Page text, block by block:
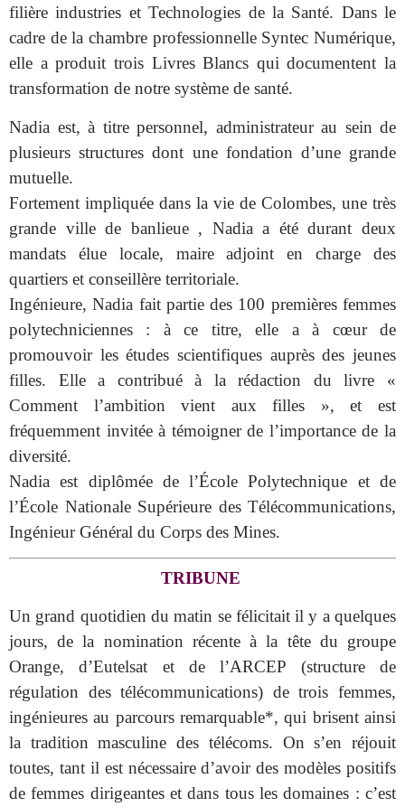
filière industries et Technologies de la Santé. Dans le
cadre de la chambre professionnelle Syntec Numérique,
elle a produit trois Livres Blancs qui documentent la
transformation de notre système de santé.
Nadia est, à titre personnel, administrateur au sein de
plusieurs structures dont une fondation d’une grande
mutuelle.
Fortement impliquée dans la vie de Colombes, une très
grande ville de banlieue , Nadia a été durant deux
mandats élue locale, maire adjoint en charge des
quartiers et conseillère territoriale.
Ingénieure, Nadia fait partie des 100 premières femmes
polytechniciennes : à ce titre, elle a à cœur de
promouvoir les études scientifiques auprès des jeunes
filles. Elle a contribué à la rédaction du livre «
Comment l’ambition vient aux filles », et est
fréquemment invitée à témoigner de l’importance de la
diversité.
Nadia est diplômée de l’École Polytechnique et de
l’École Nationale Supérieure des Télécommunications,
Ingénieur Général du Corps des Mines.
TRIBUNE
Un grand quotidien du matin se félicitait il y a quelques
jours, de la nomination récente à la tête du groupe
Orange, d’Eutelsat et de l’ARCEP (structure de
régulation des télécommunications) de trois femmes,
ingénieures au parcours remarquable*, qui brisent ainsi
la tradition masculine des télécoms. On s’en réjouit
toutes, tant il est nécessaire d’avoir des modèles positifs
de femmes dirigeantes et dans tous les domaines : c’est